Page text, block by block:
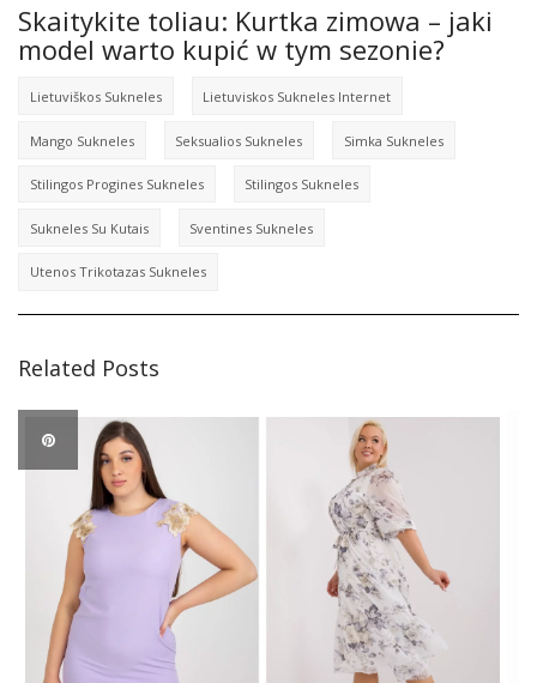
Skaitykite toliau: Kurtka zimowa – jaki
model warto kupić w tym sezonie?
Lietuviškos Sukneles Lietuviskos Sukneles Internet
Mango Sukneles Seksualios Sukneles Simka Sukneles
Stilingos Progines Sukneles Stilingos Sukneles
Sukneles Su Kutais Sventines Sukneles
Utenos Trikotazas Sukneles
Related Posts